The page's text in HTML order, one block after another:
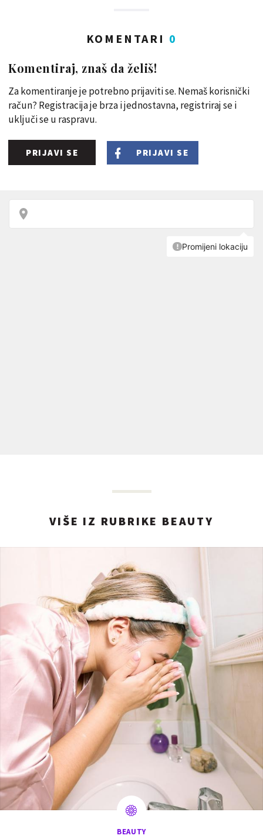
KOMENTARI 0
Komentiraj, znaš da želiš!
Za komentiranje je potrebno prijaviti se. Nemaš korisnički
račun? Registracija je brza i jednostavna, registriraj se i
uključi se u raspravu.
PRIJAVI SE PRIJAVI SE
VIŠE IZ RUBRIKE BEAUTY
BEAUTY